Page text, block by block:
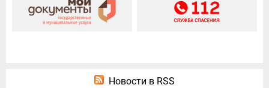
Новости в RSS